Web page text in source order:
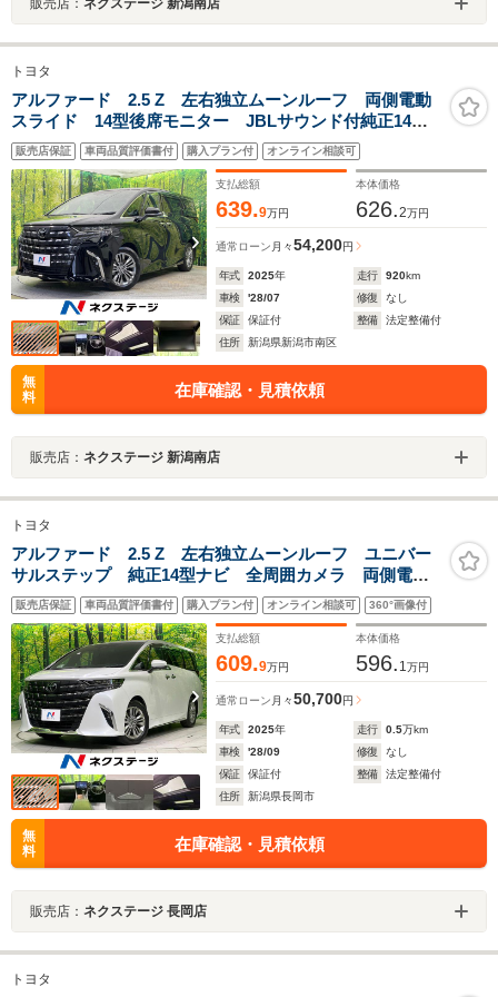
販売店： ネクステージ 新潟南店
トヨタ
アルファード 2.5 Z 左右独立ムーンルーフ 両側電動
スライド 14型後席モニター JBLサウンド付純正14型
ナビ 全周囲カメラ セーフティセンス 禁煙車 電動
リアゲート シートベンチレーション 三眼LEDヘッ
ド ドラレコ
販売店保証 車両品質評価書付 購入プラン付 オンライン相談可
支払総額
639.9万円
本体価格
626.2万円
通常ローン 月々54,200円
年式 2025年 走行 920km
車検
'28/07 修復
なし
保証
保証付 整備
法定整備付
住所
新潟県新潟市南区
無
料
在庫確認・見積依頼
販売店： ネクステージ 新潟南店
トヨタ
アルファード 2.5 Z 左右独立ムーンルーフ ユニバー
サルステップ 純正14型ナビ 全周囲カメラ 両側電動
スライド 電動リアゲート LEDヘッド 前中列シート
ベンチレーション 置き型充電 デジタルインナーミラ
ー HUD
販売店保証 車両品質評価書付 購入プラン付 オンライン相談可 360°画像付
支払総額
609.9万円
本体価格
596. 1万円
通常ローン 月々50,700円
年式 2025年 走行 0.5万km
車検
'28/09 修復
なし
保証
保証付 整備
法定整備付
住所
新潟県長岡市
無
料
在庫確認・見積依頼
販売店： ネクステージ 長岡店
トヨタ